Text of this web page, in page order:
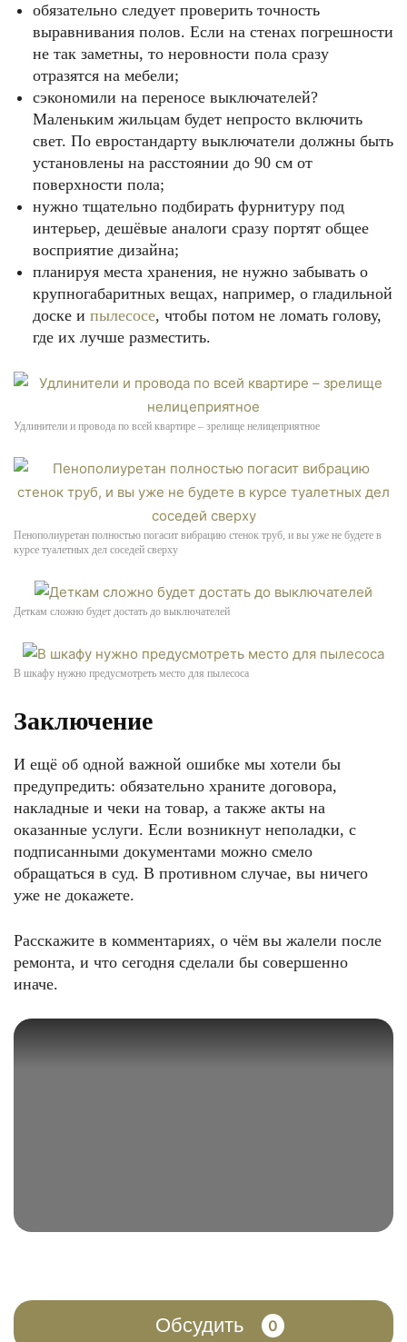
обязательно следует проверить точность
выравнивания полов. Если на стенах погрешности
не так заметны, то неровности пола сразу
отразятся на мебели;
сэкономили на переносе выключателей?
Маленьким жильцам будет непросто включить
свет. По евростандарту выключатели должны быть
установлены на расстоянии до 90 см от
поверхности пола;
нужно тщательно подбирать фурнитуру под
интерьер, дешёвые аналоги сразу портят общее
восприятие дизайна;
планируя места хранения, не нужно забывать о
крупногабаритных вещах, например, о гладильной
доске и пылесосе, чтобы потом не ломать голову,
где их лучше разместить.
Удлинители и провода по всей квартире – зрелище нелицеприятное
Пенополиуретан полностью погасит вибрацию стенок труб, и вы уже не будете в
курсе туалетных дел соседей сверху
Деткам сложно будет достать до выключателей
В шкафу нужно предусмотреть место для пылесоса
Заключение
И ещё об одной важной ошибке мы хотели бы
предупредить: обязательно храните договора,
накладные и чеки на товар, а также акты на
оказанные услуги. Если возникнут неполадки, с
подписанными документами можно смело
обращаться в суд. В противном случае, вы ничего
уже не докажете.
Расскажите в комментариях, о чём вы жалели после
ремонта, и что сегодня сделали бы совершенно
иначе.
Обсудить 0